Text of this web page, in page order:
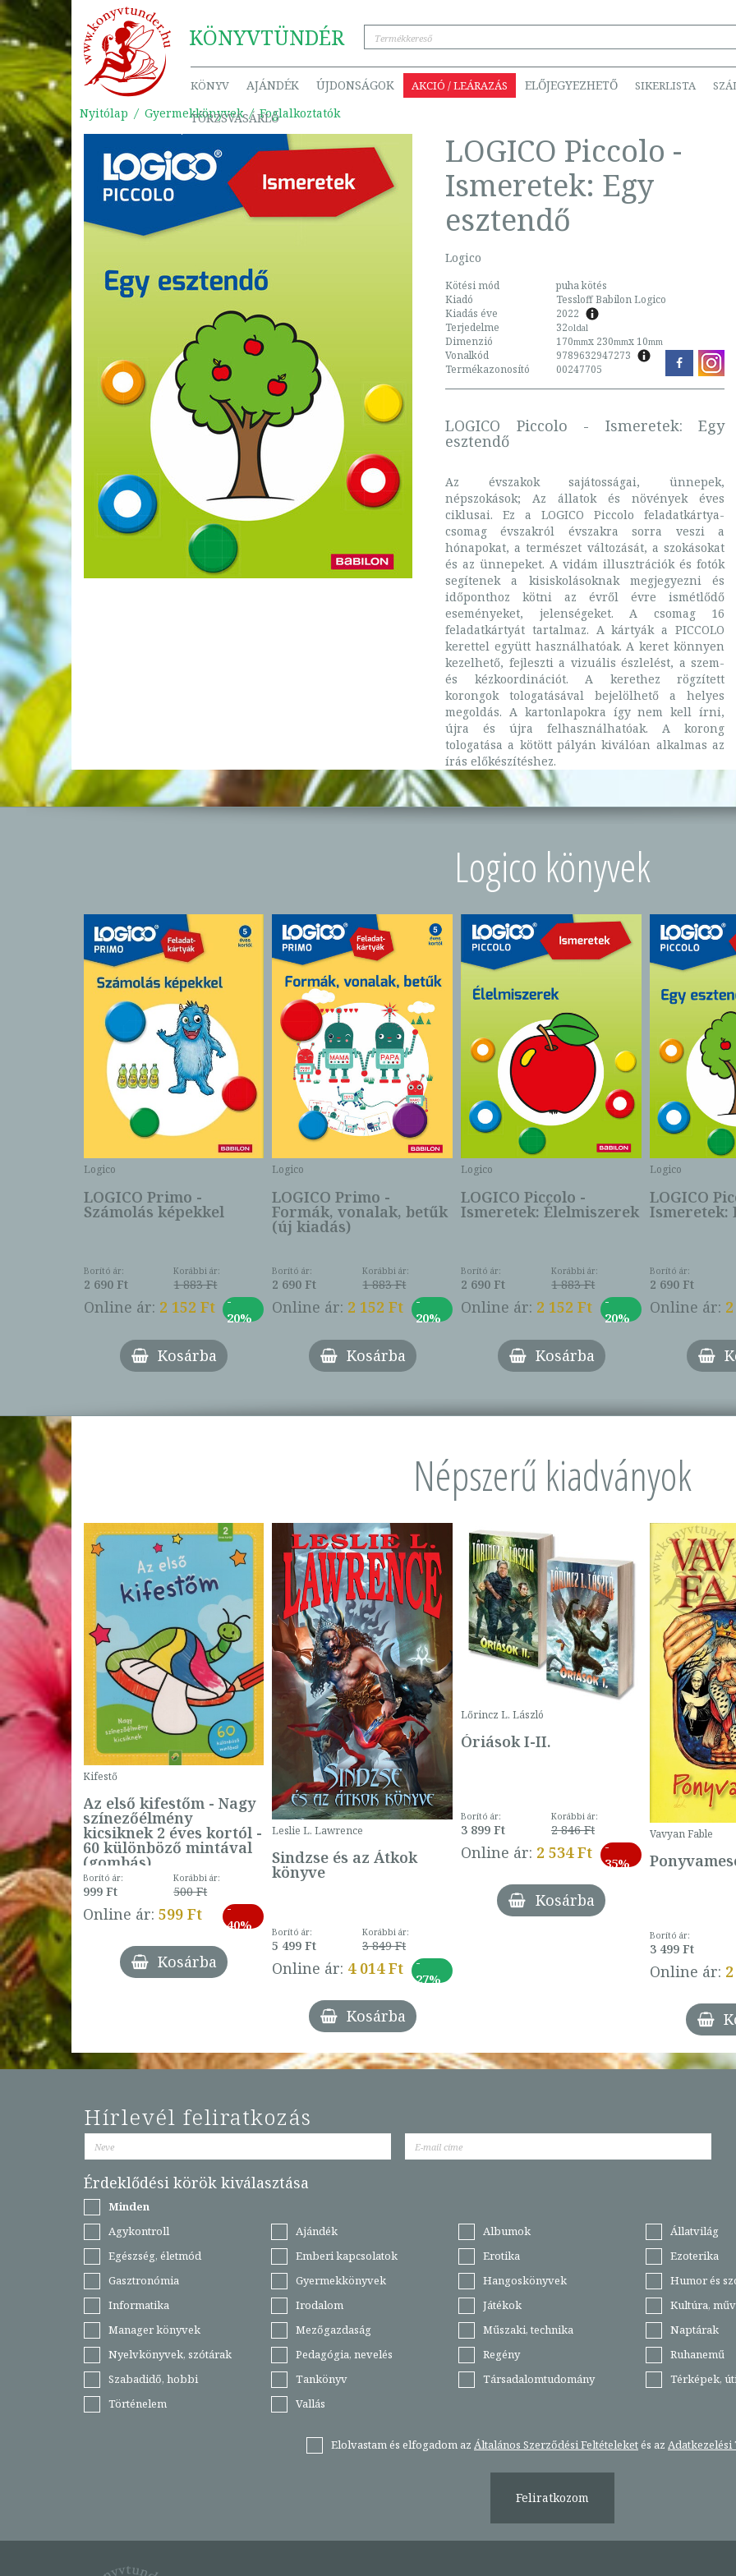
KÖNYVTÜNDÉR
KÖNYV AJÁNDÉK ÚJDONSÁGOK AKCIÓ / LEÁRAZÁS ELŐJEGYEZHETŐ SIKERLISTA
TÖRZSVÁSÁRLÓ
Nyitólap Gyermekkönyvek Foglalkoztatók
LOGICO Piccolo -
Ismeretek: Egy
esztendő
Logico
Kötési mód
puha kötés
Kiadó
Tessloff Babilon Logico
Kiadás éve
2022
Terjedelme
32oldal
Dimenzió 170mmx 230mmx 10mm
Vonalkód
9789632947273
Termékazonosító
00247705
LOGICO Piccolo - Ismeretek: Egy
esztendő
Az évszakok sajátosságai, ünnepek,
népszokások; Az állatok és növények éves
ciklusai. Ez a LOGICO Piccolo feladatkártya-
csomag évszakról évszakra sorra veszi a
hónapokat, a természet változását, a szokásokat
és az ünnepeket. A vidám illusztrációk és fotók
segítenek a kisiskolásoknak megjegyezni és
időponthoz kötni az évről évre ismétlődő
eseményeket, jelenségeket. A csomag 16
feladatkártyát tartalmaz. A kártyák a PICCOLO
kerettel együtt használhatóak. A keret könnyen
kezelhető, fejleszti a vizuális észlelést, a szem-
és kézkoordinációt. A kerethez rögzített
korongok tologatásával bejelölhető a helyes
megoldás. A kartonlapokra így nem kell írni,
újra és újra felhasználhatóak. A korong
tologatása a kötött pályán kiválóan alkalmas az
írás előkészítéshez.
Logico könyvek
Logico
LOGICO Primo -
Számolás képekkel
Borító ár:
2 690 Ft
Korábbi ár:
1 883 Ft
Online ár: 2 152 Ft
-
20%
Kosárba
Logico
LOGICO Primo -
Formák, vonalak, betűk
(új kiadás)
Borító ár:
2 690 Ft
Korábbi ár:
1 883 Ft
Online ár: 2 152 Ft
-
20%
Kosárba
Logico
LOGICO Piccolo -
Ismeretek: Élelmiszerek
Borító ár:
2 690 Ft
Korábbi ár:
1 883 Ft
Online ár: 2 152 Ft
-
20%
Kosárba
Logico
LOGICO
Ismeretek:
Borító ár:
2 690 Ft
Online ár:
Népszerű kiadványok
ár:
Ft
Ft
27%
Kifestő
Az első kifestőm - Nagy
színezőélmény
kicsiknek 2 éves kortól -
60 különböző mintával
(gombás)
Borító ár:
999 Ft
Korábbi ár:
500 Ft
Online ár: 599 Ft
-
40%
Kosárba
Leslie L. Lawrence
Sindzse és az Átkok
könyve
Borító ár:
5 499 Ft
Korábbi ár:
3 849 Ft
Online ár: 4 014 Ft
-
27%
Kosárba
Lőrincz L. László
Óriások I-II.
Borító ár:
3 899 Ft
Korábbi ár:
2 846 Ft
Online ár: 2 534 Ft
-
35%
Kosárba
Vavyan Fable
Borító ár:
3 499 Ft
Online ár:
Hírlevél feliratkozás
Érdeklődési körök kiválasztása
Minden
Agykontroll
Ajándék Albumok Állatvilág
Egészség, életmód
Emberi kapcsolatok Erotika Ezoterika
Gasztronómia
Gyermekkönyvek Hangoskönyvek Humor és
Informatika
Irodalom Játékok Kultúra,
Manager könyvek
Mezőgazdaság Műszaki, technika Naptárak
Nyelvkönyvek, szótárak
Pedagógia, nevelés Regény Ruhanemű
Szabadidő, hobbi
Tankönyv Társadalomtudomány Térképek,
Történelem
Vallás
Elolvastam és elfogadom az Általános Szerződési Feltételeketés az
Feliratkozom